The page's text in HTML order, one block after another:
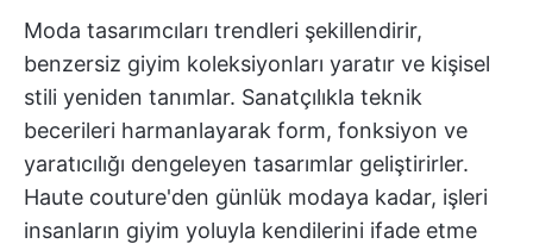
Moda tasarımcıları trendleri şekillendirir,
benzersiz giyim koleksiyonları yaratır ve kişisel
stili yeniden tanımlar. Sanatçılıkla teknik
becerileri harmanlayarak form, fonksiyon ve
yaratıcılığı dengeleyen tasarımlar geliştirirler.
Haute couture'den günlük modaya kadar, işleri
insanların giyim yoluyla kendilerini ifade etme